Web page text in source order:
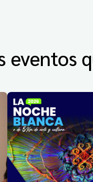
eventos